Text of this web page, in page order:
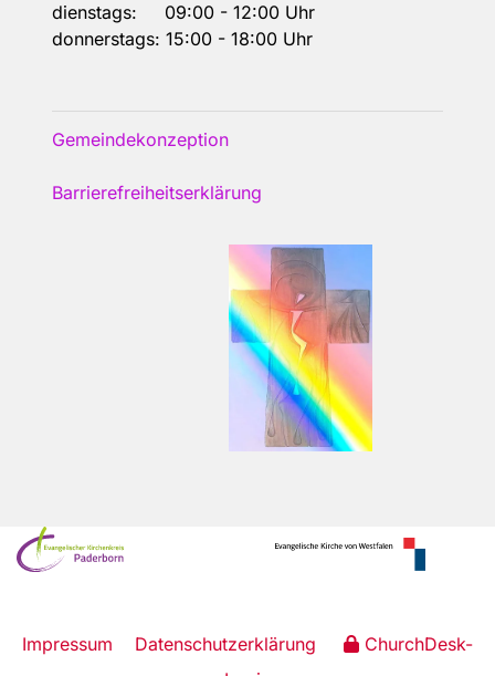
dienstags: 09:00 - 12:00 Uhr
donnerstags: 15:00 - 18:00 Uhr
Gemeindekonzeption
Barrierefreiheitserklärung
Impressum Datenschutzerklärung
ChurchDesk-